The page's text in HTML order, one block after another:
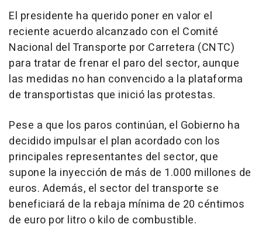
El presidente ha querido poner en valor el
reciente acuerdo alcanzado con el Comité
Nacional del Transporte por Carretera (CNTC)
para tratar de frenar el paro del sector, aunque
las medidas no han convencido a la plataforma
de transportistas que inició las protestas.
Pese a que los paros continúan, el Gobierno ha
decidido impulsar el plan acordado con los
principales representantes del sector, que
supone la inyección de más de 1.000 millones de
euros. Además, el sector del transporte se
beneficiará de la rebaja mínima de 20 céntimos
de euro por litro o kilo de combustible.